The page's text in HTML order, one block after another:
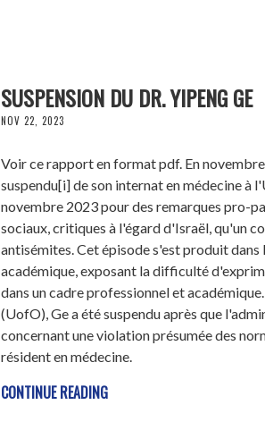
SUSPENSION DU DR. YIPENG GE
NOV 22, 2023
Voir ce rapport en format pdf. En
suspendu[i] de son internat en médecine à
novembre 2023 pour des remarques pro-
sociaux, critiques à l'égard d'Israël, qu'un
antisémites. Cet épisode s'est produit
académique, exposant la difficulté
dans un cadre professionnel et
(UofO), Ge a été suspendu après que
concernant une violation présumée des
résident en médecine.
CONTINUE READING